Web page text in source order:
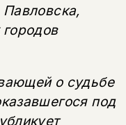
о судьбе
под